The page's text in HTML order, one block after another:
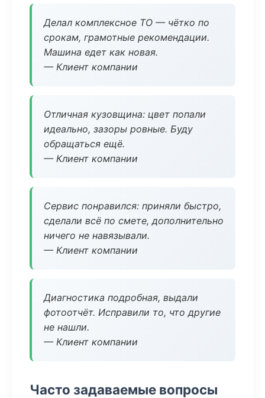
Делал комплексное ТО — чётко по
срокам, грамотные рекомендации.
Машина едет как новая.
— Клиент компании
Отличная кузовщина: цвет попали
идеально, зазоры ровные. Буду
обращаться ещё.
— Клиент компании
Сервис понравился: приняли быстро,
сделали всё по смете, дополнительно
ничего не навязывали.
— Клиент компании
Диагностика подробная, выдали
фотоотчёт. Исправили то, что другие
не нашли.
— Клиент компании
Часто задаваемые вопросы